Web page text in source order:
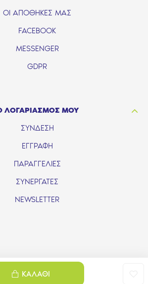
ΚΑΛΆΘΙ
ΟΙ ΑΠΟΘΗΚΕΣ ΜΑΣ
FACEBOOK
MESSENGER
GDPR
ΛΟΓΑΡΙΑΣΜΟΣ ΜΟΥ
ΣΥΝΔΕΣΗ
ΕΓΓΡΑΦΗ
ΠΑΡΑΓΓΕΛΙΕΣ
ΣΥΝΕΡΓΑΤΕΣ
NEWSLETTER
with 💙 in Athens by MP